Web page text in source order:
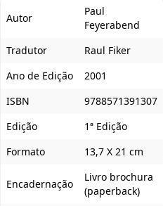
Autor
Paul
Feyerabend
Tradutor
Raul Fiker
Ano de Edição
2001
ISBN
9788571391307
Edição
1ª Edição
Formato
13,7 X 21 cm
Encadernação
Livro brochura
(paperback)